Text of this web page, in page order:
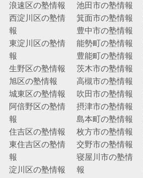
浪速区の塾情報
西淀川区の塾情
報
東淀川区の塾情
報
生野区の塾情報
旭区の塾情報
城東区の塾情報
阿倍野区の塾情
報
住吉区の塾情報
東住吉区の塾情
報
淀川区の塾情報
池田市の塾情報
箕面市の塾情報
豊中市の塾情報
能勢町の塾情報
豊能町の塾情報
茨木市の塾情報
高槻市の塾情報
吹田市の塾情報
摂津市の塾情報
島本町の塾情報
枚方市の塾情報
交野市の塾情報
寝屋川市の塾情
報